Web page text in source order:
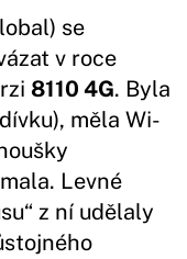
se
v roce
8110 4G. Byla
měla Wi-
Levné
z ní udělaly